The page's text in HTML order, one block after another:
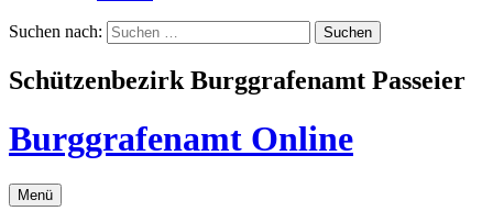
Suchen nach:
Schützenbezirk Burggrafenamt Passeier
Burggrafenamt Online
Menü